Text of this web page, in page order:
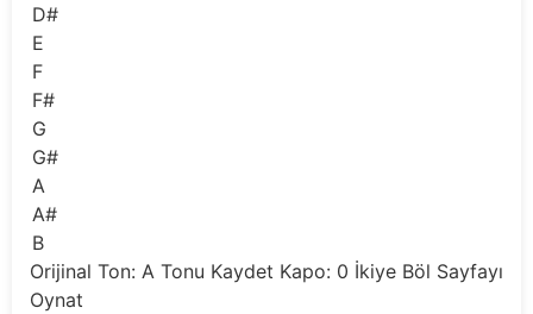
D#
E
F
F#
G
G#
A
A#
B
Orijinal Ton: A Tonu Kaydet Kapo: 0 İkiye Böl Sayfayı
Oynat